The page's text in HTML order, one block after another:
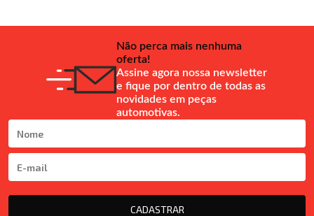
Não perca mais nenhuma
oferta!
Assine agora nossa newsletter
e fique por dentro de todas as
novidades em peças
automotivas.
CADASTRAR